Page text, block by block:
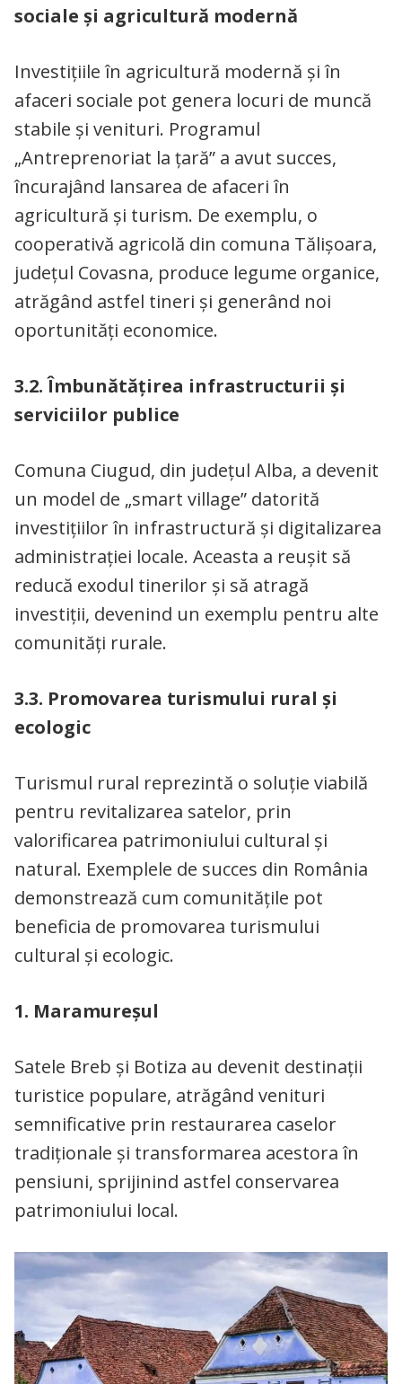
sociale și agricultură modernă
Investițiile în agricultură modernă și în
afaceri sociale pot genera locuri de muncă
stabile și venituri. Programul
„Antreprenoriat la țară” a avut succes,
încurajând lansarea de afaceri în
agricultură și turism. De exemplu, o
cooperativă agricolă din comuna Tălișoara,
județul Covasna, produce legume organice,
atrăgând astfel tineri și generând noi
oportunități economice.
3.2. Îmbunătățirea infrastructurii și
serviciilor publice
Comuna Ciugud, din județul Alba, a devenit
un model de „smart village” datorită
investițiilor în infrastructură și digitalizarea
administrației locale. Aceasta a reușit să
reducă exodul tinerilor și să atragă
investiții, devenind un exemplu pentru alte
comunități rurale.
3.3. Promovarea turismului rural și
ecologic
Turismul rural reprezintă o soluție viabilă
pentru revitalizarea satelor, prin
valorificarea patrimoniului cultural și
natural. Exemplele de succes din România
demonstrează cum comunitățile pot
beneficia de promovarea turismului
cultural și ecologic.
1. Maramureșul
Satele Breb și Botiza au devenit destinații
turistice populare, atrăgând venituri
semnificative prin restaurarea caselor
tradiționale și transformarea acestora în
pensiuni, sprijinind astfel conservarea
patrimoniului local.